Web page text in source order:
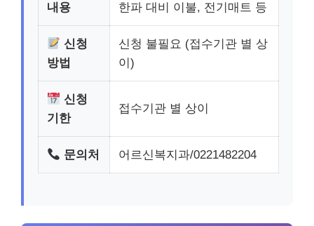
내용
한파 대비 이불, 전기매트 등
신청
방법
신청 불필요 (접수기관 별 상
이)
신청
기한
접수기관 별 상이
문의처 어르신복지과/0221482204